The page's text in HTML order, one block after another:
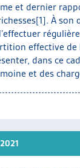
et dernier
À son
effective de
dans ce
et des